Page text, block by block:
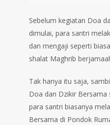
Sebelum kegiatan Doa
dimulai, para santri
dan mengaji seperti
shalat Maghrib
Tak hanya itu saja,
Doa dan Dzikir Bersama
para santri biasanya
Bersama di Pondok